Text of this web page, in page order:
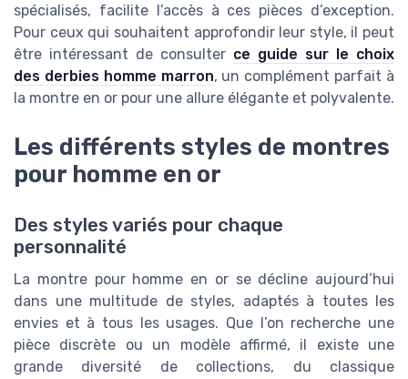
spécialisés, facilite l’accès à ces pièces d’exception.
Pour ceux qui souhaitent approfondir leur style, il peut
être intéressant de consulter ce guide sur le choix
des derbies homme marron, un complément parfait à
la montre en or pour une allure élégante et polyvalente.
Les différents styles de montres
pour homme en or
Des styles variés pour chaque
personnalité
La montre pour homme en or se décline aujourd’hui
dans une multitude de styles, adaptés à toutes les
envies et à tous les usages. Que l’on recherche une
pièce discrète ou un modèle affirmé, il existe une
grande diversité de collections, du classique